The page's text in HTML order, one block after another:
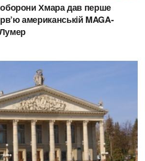
Хмара дав перше
американській MAGA-